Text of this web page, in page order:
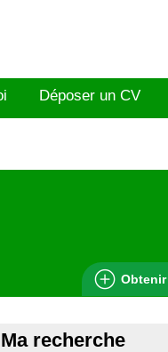
Déposer un CV
Obtenir
Ma recherche